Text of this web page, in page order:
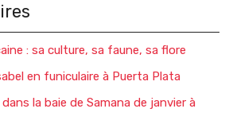
: sa culture, sa faune, sa flore
en funiculaire à Puerta Plata
la baie de Samana de janvier à